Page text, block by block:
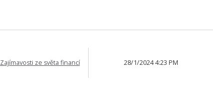
Zajímavosti ze světa financí 28/1/2024 4:23 PM